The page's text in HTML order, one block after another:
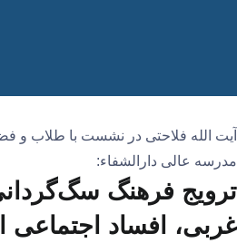
آیت الله فلاحتی در نشست با طلاب و
مدرسه عالی دارالشفاء:
ترویج فرهنگ
غربی، افساد